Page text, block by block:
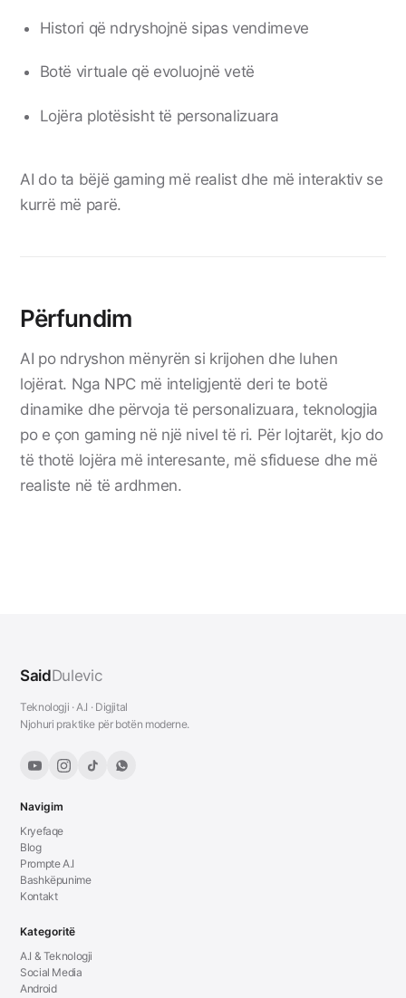
Histori që ndryshojnë sipas vendimeve
Botë virtuale që evoluojnë vetë
Lojëra plotësisht të personalizuara
AI do ta bëjë gaming më realist dhe më interaktiv se
kurrë më parë.
Përfundim
AI po ndryshon mënyrën si krijohen dhe luhen
lojërat. Nga NPC më inteligjentë deri te botë
dinamike dhe përvoja të personalizuara, teknologjia
po e çon gaming në një nivel të ri. Për lojtarët, kjo do
të thotë lojëra më interesante, më sfiduese dhe më
realiste në të ardhmen.
SaidDulevic
Teknologji · A.I · Digjital
Njohuri praktike për botën moderne.
Navigim
Kryefaqe
Blog
Prompte A.I
Bashkëpunime
Kontakt
Kategoritë
A.I & Teknologji
Social Media
Android